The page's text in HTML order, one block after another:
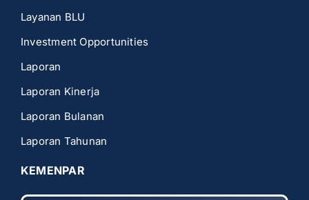
Layanan BLU
Investment Opportunities
Laporan
Laporan Kinerja
Laporan Bulanan
Laporan Tahunan
KEMENPAR